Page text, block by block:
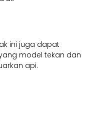
ini juga dapat
model tekan dan
api.